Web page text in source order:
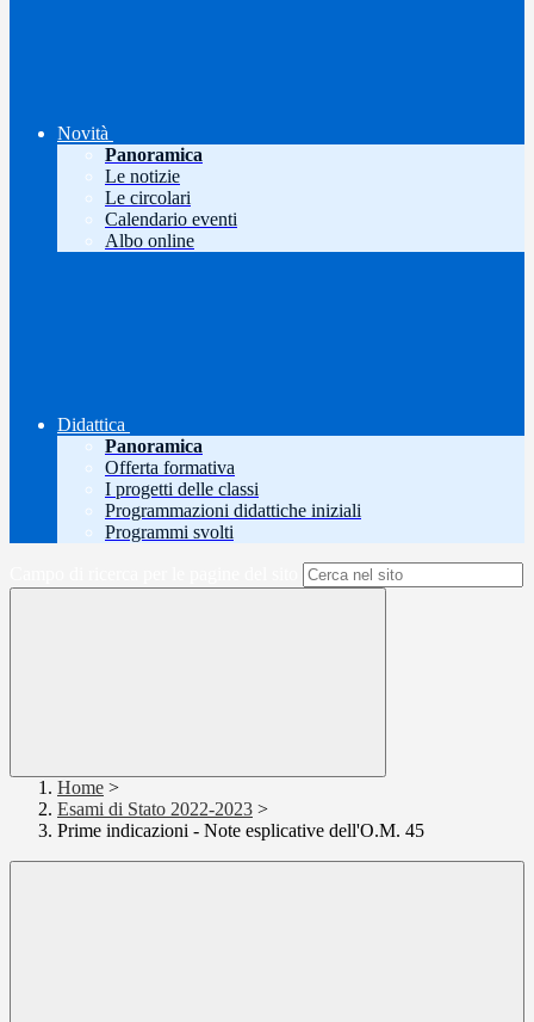
Novità
Panoramica
Le notizie
Le circolari
Calendario eventi
Albo online
Didattica
Panoramica
Offerta formativa
I progetti delle classi
Programmazioni didattiche iniziali
Programmi svolti
Home >
Esami di Stato 2022-2023 >
Prime indicazioni - Note esplicative dell'O.M. 45